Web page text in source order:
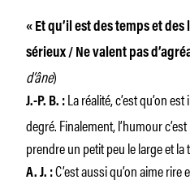
« Et qu’il est des temps et
sérieux / Ne valent pas
d’âne)
J.-P. B. : La réalité, c’est qu’on
degré. Finalement, l’humour
prendre un petit peu le large et
A. J. :C’est aussi qu’on aime